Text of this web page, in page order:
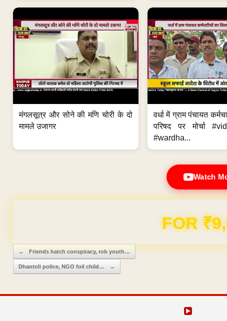
मंगलसूत्र और सोने की मणि चोरी के दो
मामले उजागर
वर्धा में ग्राम पंचायत
परिषद पर मोर्चा
#wardha...
Watch
Domain & Hosting
Post navigation
← Friends hatch conspiracy, rob youth…
Dhantoli police, NGO foil child… →